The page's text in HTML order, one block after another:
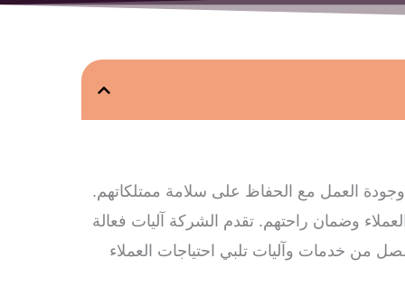
العمل مع الحفاظ على سلامة ممتلكاتهم.
وضمان راحتهم. تقدم الشركة آليات فعالة
من خدمات وآليات تلبي احتياجات العملاء